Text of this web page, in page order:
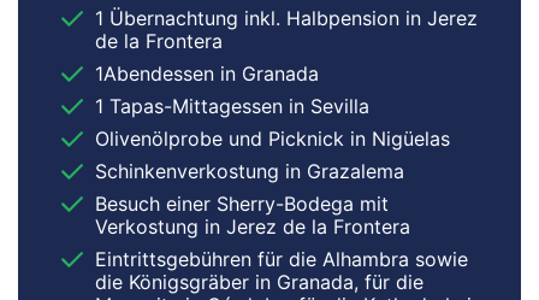
1 Übernachtung inkl. Halbpension in Jerez
de la Frontera
1Abendessen in Granada
1 Tapas-Mittagessen in Sevilla
Olivenölprobe und Picknick in Nigüelas
Schinkenverkostung in Grazalema
Besuch einer Sherry-Bodega mit
Verkostung in Jerez de la Frontera
Eintrittsgebühren für die Alhambra sowie
die Königsgräber in Granada, für die